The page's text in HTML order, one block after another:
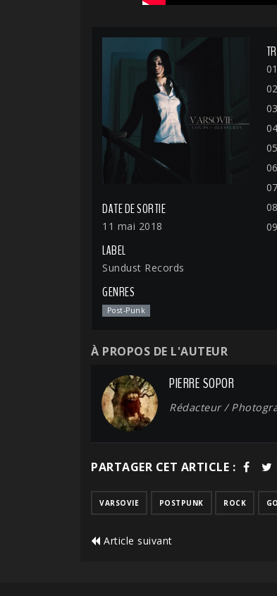
DATE DE SORTIE
11 mai 2018
LABEL
Sundust Records
GENRES
Post-Punk
À PROPOS DE L'AUTEUR
PIERRE SOPOR
Rédacteur /
PARTAGER CET ARTICLE :
VARSOVIE POSTPUNK ROCK
Article suivant